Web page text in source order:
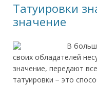
Татуировки
значение
В
своих обладателей
значение, передают
татуировки − это